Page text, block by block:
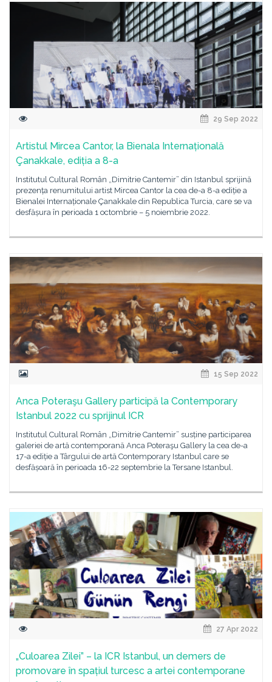
29 Sep 2022
Artistul Mircea Cantor, la Bienala Internațională
Çanakkale, ediția a 8-a
Institutul Cultural Român „Dimitrie Cantemir” din Istanbul sprijină
prezența renumitului artist Mircea Cantor la cea de-a 8-a ediție a
Bienalei Internaționale Çanakkale din Republica Turcia, care se va
desfășura în perioada 1 octombrie – 5 noiembrie 2022.
15 Sep 2022
Anca Poteraşu Gallery participă la Contemporary
Istanbul 2022 cu sprijinul ICR
Institutul Cultural Român „Dimitrie Cantemir” susține participarea
galeriei de artă contemporană Anca Poteraşu Gallery la cea de-a
17-a ediție a Târgului de artă Contemporary Istanbul care se
desfășoară în perioada 16-22 septembrie la Tersane Istanbul.
27 Apr 2022
„Culoarea Zilei” – la ICR Istanbul, un demers de
promovare în spațiul turcesc a artei contemporane